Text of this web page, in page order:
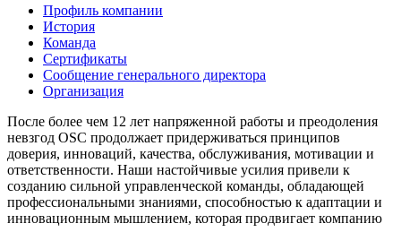
Профиль компании
История
Команда
Сертификаты
Сообщение генерального директора
Организация
После более чем 12 лет напряженной работы и преодоления
невзгод OSC продолжает придерживаться принципов
доверия, инноваций, качества, обслуживания, мотивации и
ответственности. Наши настойчивые усилия привели к
созданию сильной управленческой команды, обладающей
профессиональными знаниями, способностью к адаптации и
инновационным мышлением, которая продвигает компанию